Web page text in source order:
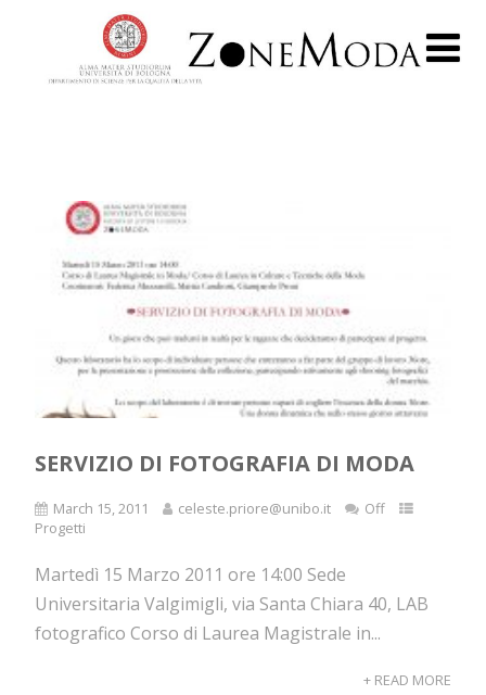
SERVIZIO DI FOTOGRAFIA DI MODA
March 15, 2011 celeste.priore@unibo.it
Off
Progetti
Martedì 15 Marzo 2011 ore 14:00 Sede
Universitaria Valgimigli, via Santa Chiara 40, LAB
fotografico Corso di Laurea Magistrale in...
+ READ MORE